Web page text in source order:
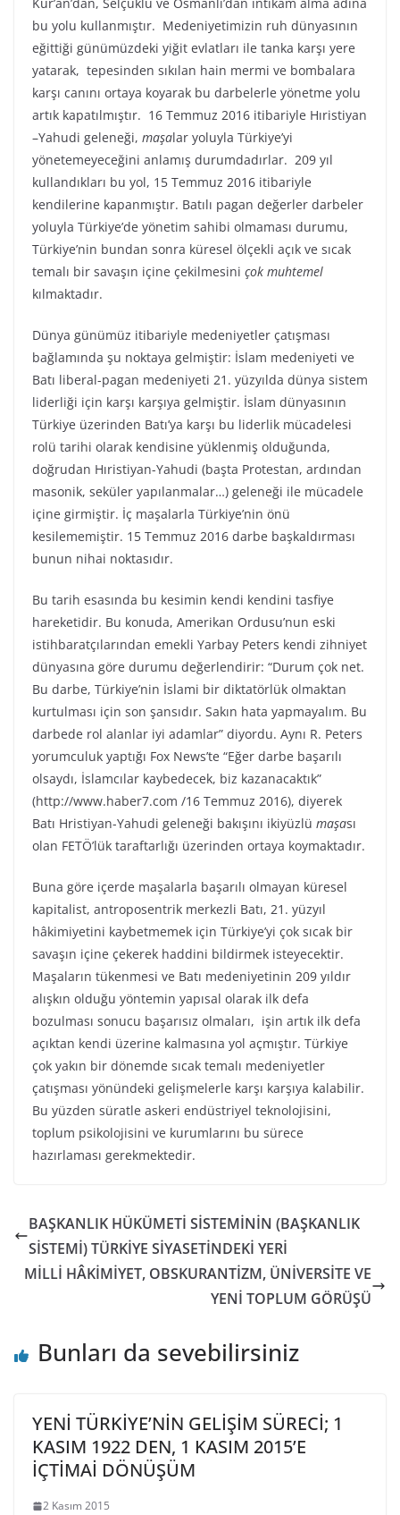
Kur’an’dan, Selçuklu ve Osmanlı’dan intikam alma adına
bu yolu kullanmıştır. Medeniyetimizin ruh dünyasının
eğittiği günümüzdeki yiğit evlatları ile tanka karşı yere
yatarak, tepesinden sıkılan hain mermi ve bombalara
karşı canını ortaya koyarak bu darbelerle yönetme yolu
artık kapatılmıştır. 16 Temmuz 2016 itibariyle Hıristiyan
–Yahudi geleneği, maşalar yoluyla Türkiye’yi
yönetemeyeceğini anlamış durumdadırlar. 209 yıl
kullandıkları bu yol, 15 Temmuz 2016 itibariyle
kendilerine kapanmıştır. Batılı pagan değerler darbeler
yoluyla Türkiye’de yönetim sahibi olmaması durumu,
Türkiye’nin bundan sonra küresel ölçekli açık ve sıcak
temalı bir savaşın içine çekilmesini çok muhtemel
kılmaktadır.
Dünya günümüz itibariyle medeniyetler çatışması
bağlamında şu noktaya gelmiştir: İslam medeniyeti ve
Batı liberal-pagan medeniyeti 21. yüzyılda dünya sistem
liderliği için karşı karşıya gelmiştir. İslam dünyasının
Türkiye üzerinden Batı’ya karşı bu liderlik mücadelesi
rolü tarihi olarak kendisine yüklenmiş olduğunda,
doğrudan Hıristiyan-Yahudi (başta Protestan, ardından
masonik, seküler yapılanmalar…) geleneği ile mücadele
içine girmiştir. İç maşalarla Türkiye’nin önü
kesilememiştir. 15 Temmuz 2016 darbe başkaldırması
bunun nihai noktasıdır.
Bu tarih esasında bu kesimin kendi kendini tasfiye
hareketidir. Bu konuda, Amerikan Ordusu’nun eski
istihbaratçılarından emekli Yarbay Peters kendi zihniyet
dünyasına göre durumu değerlendirir: “Durum çok net.
Bu darbe, Türkiye’nin İslami bir diktatörlük olmaktan
kurtulması için son şansıdır. Sakın hata yapmayalım. Bu
darbede rol alanlar iyi adamlar” diyordu. Aynı R. Peters
yorumculuk yaptığı Fox News’te “Eğer darbe başarılı
olsaydı, İslamcılar kaybedecek, biz kazanacaktık”
(http://www.haber7.com /16 Temmuz 2016), diyerek
Batı Hristiyan-Yahudi geleneği bakışını ikiyüzlü maşası
olan FETÖ’lük taraftarlığı üzerinden ortaya koymaktadır.
Buna göre içerde maşalarla başarılı olmayan küresel
kapitalist, antroposentrik merkezli Batı, 21. yüzyıl
hâkimiyetini kaybetmemek için Türkiye’yi çok sıcak bir
savaşın içine çekerek haddini bildirmek isteyecektir.
Maşaların tükenmesi ve Batı medeniyetinin 209 yıldır
alışkın olduğu yöntemin yapısal olarak ilk defa
bozulması sonucu başarısız olmaları, işin artık ilk defa
açıktan kendi üzerine kalmasına yol açmıştır. Türkiye
çok yakın bir dönemde sıcak temalı medeniyetler
çatışması yönündeki gelişmelerle karşı karşıya kalabilir.
Bu yüzden süratle askeri endüstriyel teknolojisini,
toplum psikolojisini ve kurumlarını bu sürece
hazırlaması gerekmektedir.
BAŞKANLIK HÜKÜMETİ SİSTEMİNİN (BAŞKANLIK
SİSTEMİ) TÜRKİYE SİYASETİNDEKİ YERİ
MİLLİ HÂKİMİYET, OBSKURANTİZM, ÜNİVERSİTE VE
YENİ TOPLUM GÖRÜŞÜ
Bunları da sevebilirsiniz
YENİ TÜRKİYE’NİN GELİŞİM SÜRECİ; 1
KASIM 1922 DEN, 1 KASIM 2015’E
İÇTİMAİ DÖNÜŞÜM
2 Kasım 2015